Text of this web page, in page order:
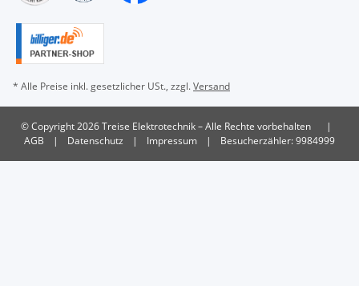
* Alle Preise inkl. gesetzlicher USt., zzgl.Versand
© Copyright 2026 Treise Elektrotechnik – Alle Rechte vorbehalten
|
AGB
| Datenschutz | Impressum | Besucherzähler: 9984999